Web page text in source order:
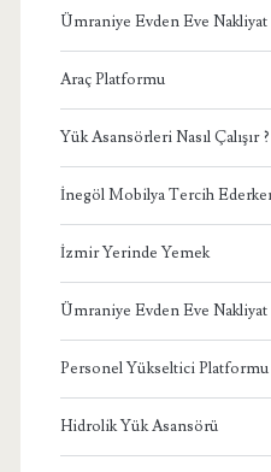
Ümraniye Evden Eve Nakliyat
Araç Platformu
Yük Asansörleri Nasıl Çalışır ?
İnegöl Mobilya Tercih
İzmir Yerinde Yemek
Ümraniye Evden Eve Nakliyat
Personel Yükseltici Platformu
Hidrolik Yük Asansörü